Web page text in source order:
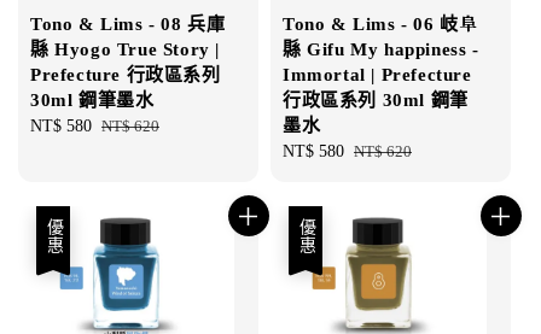
Tono & Lims - 08 兵庫
縣 Hyogo True Story |
Prefecture 行政區系列
30ml 鋼筆墨水
Sale
NT$ 580 Regular
NT$ 620
Tono & Lims - 06 岐阜
縣 Gifu My happiness -
Immortal | Prefecture
行政區系列 30ml 鋼筆
墨水
Sale
NT$ 580 Regular
NT$ 620
優惠 優惠